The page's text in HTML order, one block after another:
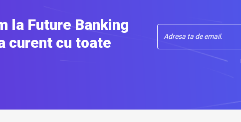
la Future Banking
curent cu toate